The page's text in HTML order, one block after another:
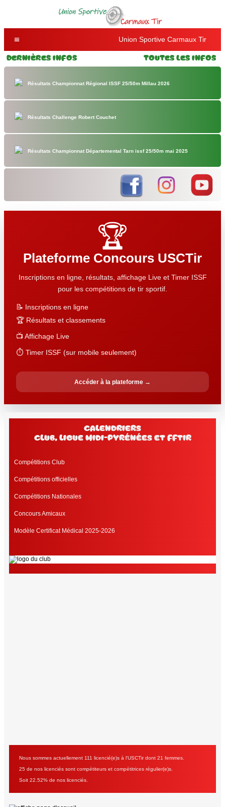
Union Sportive Carmaux Tir
Dernières Infos Toutes les Infos
Résultats Championnat Régional ISSF 25/50m Millau 2026
Résultats Challenge Robert Couchet
Résultats Championnat Départemental Tarn issf 25/50m mai 2025
🏆
Plateforme Concours USCTir
Inscriptions en ligne, résultats, affichage Live et Timer ISSF
pour les compétitions de tir sportif.
📝 Inscriptions en ligne
🏆 Résultats et classements
📺 Affichage Live
⏱️ Timer ISSF (sur mobile seulement)
Accéder à la plateforme →
Calendriers
club, Ligue Midi-Pyrénées et FFtir
Compétitions Club
Compétitions officielles
Compétitions Nationales
Concours Amicaux
Modèle Certificat Médical 2025-2026
Nous sommes actuellement 111 licencié(e)s à l'USCTir dont 21 femmes.
25 de nos licenciés sont compétiteurs et compétitrices régulier(e)s.
Soit 22.52% de nos licenciés.